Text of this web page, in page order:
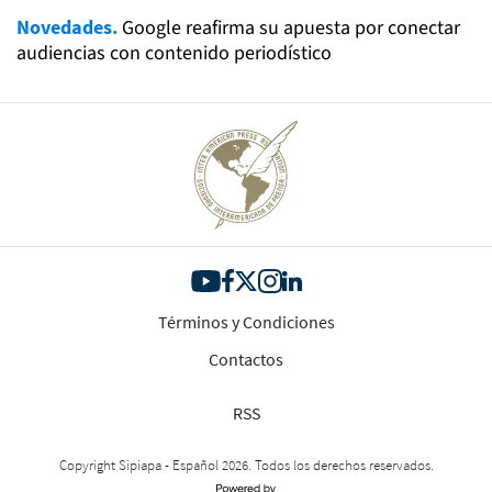
Novedades. Google reafirma su apuesta por conectar
audiencias con contenido periodístico
Términos y Condiciones
Contactos
RSS
Copyright Sipiapa - Español 2026. Todos los derechos reservados.